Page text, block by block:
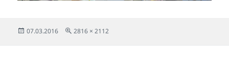
Опубликовано
07.03.2016
Полный
2816 × 2112